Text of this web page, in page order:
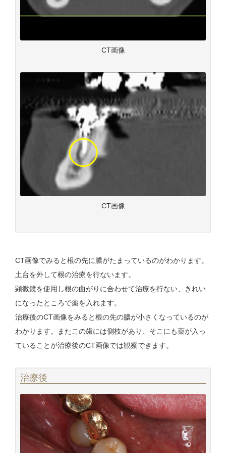
CT画像
CT画像
CT画像でみると根の先に膿がたまっているのがわかります。
土台を外して根の治療を行ないます。
顕微鏡を使用し根の曲がりに合わせて治療を行ない、きれい
になったところで薬を入れます。
治療後のCT画像をみると根の先の膿が小さくなっているのが
わかります。またこの歯には側枝があり、そこにも薬が入っ
ていることが治療後のCT画像では観察できます。
治療後